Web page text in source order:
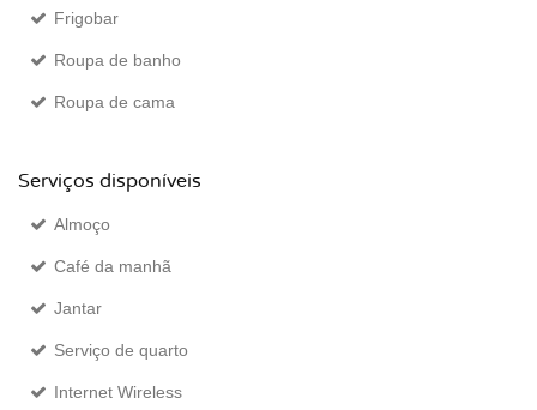
Frigobar
Roupa de banho
Roupa de cama
Serviços disponíveis
Almoço
Café da manhã
Jantar
Serviço de quarto
Internet Wireless